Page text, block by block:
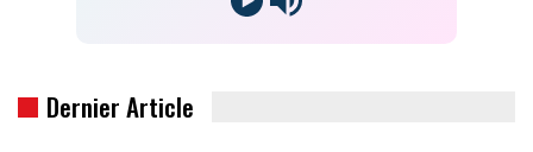
Dernier Article